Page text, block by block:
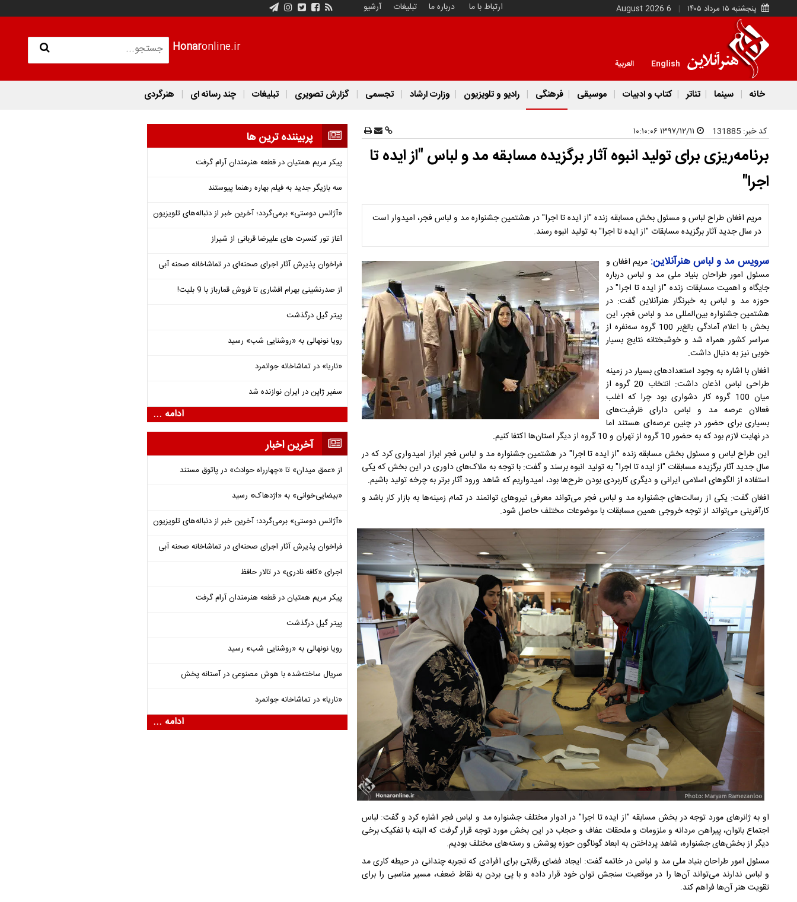
پنجشنبه ۱۵ مرداد ۱۴۰۵ 6 August 2026 ارتباط با ما درباره ما تبلیغات آرشیو
Honaronline.ir
English العربية
خانه سینما تئاتر کتاب و ادبیات موسیقی فرهنگی رادیو و تلویزیون وزارت ارشاد تجسمی گزارش تصویری تبلیغات چند رسانه ای هنرگردی
کد خبر: 131885
برنامه‌ریزی برای تولید انبوه آثار برگزیده مسابقه مد و لباس "از ایده تا
اجرا"
مریم افغان طراح لباس و مسئول بخش مسابقه زنده "از ایده تا اجرا" در هشتمین جشنواره مد و لباس فجر، امیدوار است
در سال جدید آثار برگزیده مسابقات "از ایده تا اجرا" به تولید انبوه رسند.
سرویس مد و لباس هنرآنلاین:مریم افغان و
مسئول امور طراحان بنیاد ملی مد و لباس درباره
جایگاه و اهمیت مسابقات زنده "از ایده تا اجرا" در
حوزه مد و لباس به خبرنگار هنرآنلاین گفت: در
هشتمین جشنواره بین‌المللی مد و لباس فجر، این
بخش با اعلام آمادگی بالغ‌بر 100 گروه سه‌نفره از
سراسر کشور همراه شد و خوشبختانه نتایج بسیار
خوبی نیز به دنبال داشت.
افغان با اشاره به وجود استعدادهای بسیار در زمینه
طراحی لباس اذعان داشت: انتخاب 20 گروه از
میان 100 گروه کار دشواری بود چرا که اغلب
فعالان عرصه مد و لباس دارای ظرفیت‌های
بسیاری برای حضور در چنین عرصه‌ای هستند اما
در نهایت لازم بود که به حضور 10 گروه از تهران و 10 گروه از دیگر استان‌ها اکتفا کنیم.
این طراح لباس و مسئول بخش مسابقه زنده "از ایده تا اجرا" در هشتمین جشنواره مد و لباس فجر ابراز امیدواری کرد که در
سال جدید آثار برگزیده مسابقات "از ایده تا اجرا" به تولید انبوه برسند و گفت: با توجه به ملاک‌های داوری در این بخش که یکی
استفاده از الگوهای اسلامی ایرانی و دیگری کاربردی بودن طرح‌ها بود، امیدواریم که شاهد ورود آثار برتر به چرخه تولید باشیم.
افغان گفت: یکی از رسالت‌های جشنواره مد و لباس فجر می‌تواند معرفی نیروهای توانمند در تمام زمینه‌ها به بازار کار باشد و
کارآفرینی می‌تواند از توجه خروجی همین مسابقات با موضوعات مختلف حاصل شود.
او به ژانرهای مورد توجه در بخش مسابقه "از ایده تا اجرا" در ادوار مختلف جشنواره مد و لباس فجر اشاره کرد و گفت: لباس
اجتماع بانوان، پیراهن مردانه و ملزومات و ملحقات عفاف و حجاب در این بخش مورد توجه قرار گرفت که البته با تفکیک برخی
دیگر از بخش‌های جشنواره، شاهد پرداختن به ابعاد گوناگون حوزه پوشش و رسته‌های مختلف بودیم.
مسئول امور طراحان بنیاد ملی مد و لباس در خاتمه گفت: ایجاد فضای رقابتی برای افرادی که تجربه چندانی در حیطه کاری مد
و لباس ندارند می‌تواند آن‌ها را در موقعیت سنجش توان خود قرار داده و با پی بردن به نقاط ضعف، مسیر مناسبی را برای
تقویت هنر آن‌ها فراهم کند.
پربیننده ترین ها
پیکر مریم همتیان در قطعه هنرمندان آرام گرفت
سه بازیگر جدید به فیلم بهاره رهنما پیوستند
«آژانس دوستی» برمی‌گردد؛ آخرین خبر از دنباله‌های تلویزیون
آغاز تور کنسرت های علیرضا قربانی از شیراز
فراخوان پذیرش آثار اجرای صحنه‌ای در تماشاخانه صحنه آبی
از صدرنشینی بهرام افشاری تا فروش قمارباز با 9 بلیت!
پیتر گیل درگذشت
رویا نونهالی به «روشنایی شب» رسید
«ناریا» در تماشاخانه جوانمرد
سفیر ژاپن در ایران نوازنده شد
ادامه ...
آخرین اخبار
از «عمق میدان» تا «چهارراه حوادث» در پاتوق مستند
«بیضایی‌خوانی» به «اژدهاک» رسید
«آژانس دوستی» برمی‌گردد؛ آخرین خبر از دنباله‌های تلویزیون
فراخوان پذیرش آثار اجرای صحنه‌ای در تماشاخانه صحنه آبی
اجرای «کافه نادری» در تالار حافظ
پیکر مریم همتیان در قطعه هنرمندان آرام گرفت
پیتر گیل درگذشت
رویا نونهالی به «روشنایی شب» رسید
سریال ساخته‌شده با هوش مصنوعی در آستانه پخش
«ناریا» در تماشاخانه جوانمرد
ادامه ...